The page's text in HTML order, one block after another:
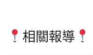
相關報導